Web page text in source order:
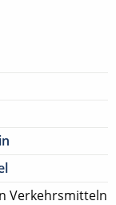
Verkehrsmitteln